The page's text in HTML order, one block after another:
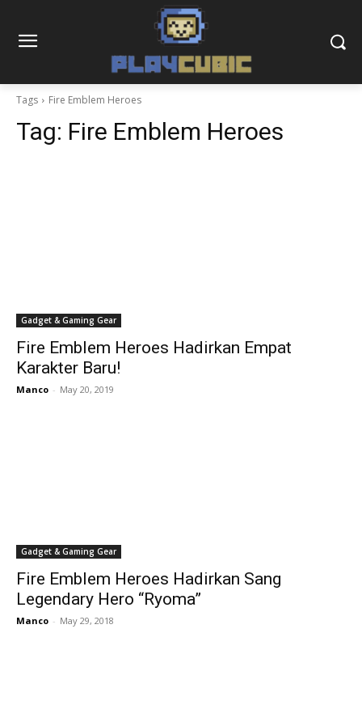
Tags Fire Emblem Heroes
Tag: Fire Emblem Heroes
Gadget & Gaming Gear
Fire Emblem Heroes Hadirkan Empat
Karakter Baru!
Manco - May 20, 2019
Gadget & Gaming Gear
Fire Emblem Heroes Hadirkan Sang
Legendary Hero “Ryoma”
Manco - May 29, 2018